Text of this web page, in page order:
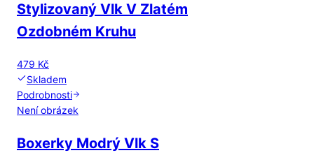
Stylizovaný Vlk V Zlatém
Ozdobném Kruhu
479 Kč
Skladem
Podrobnosti
Není obrázek
Boxerky Modrý Vlk S